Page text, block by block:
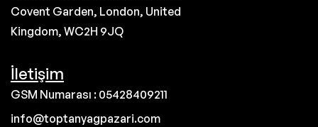
Covent Garden, London, United
Kingdom, WC2H 9JQ
İletişim
GSM Numarası : 05428409211
info@toptanyagpazari.com